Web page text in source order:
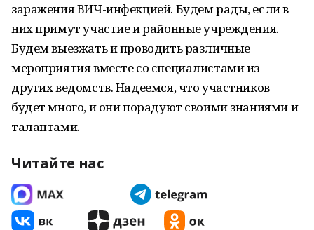
заражения ВИЧ-инфекцией. Будем рады, если в
них примут участие и районные учреждения.
Будем выезжать и проводить различные
мероприятия вместе со специалистами из
других ведомств. Надеемся, что участников
будет много, и они порадуют своими знаниями и
талантами.
Читайте нас